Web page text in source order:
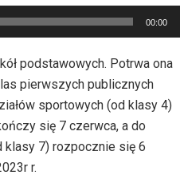
00:00
podstawowych. Potrwa ona
pierwszych publicznych
sportowych (od klasy 4)
się 7 czerwca, a do
klasy 7) rozpocznie się 6
r.